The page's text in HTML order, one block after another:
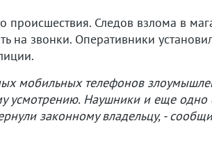
Следов взлома в
на звонки. Оперативники
мобильных телефонов
усмотрению. Наушники и еще
законному владельцу, -